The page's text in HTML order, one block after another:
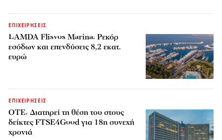
ΕΠΙΧΕΙΡΗΣΕΙΣ
LAMDA Flisvos Marina: Ρεκόρ
εσόδων και επενδύσεις 8,2 εκατ.
ευρώ
ΕΠΙΧΕΙΡΗΣΕΙΣ
ΟΤΕ: Διατηρεί τη θέση του στους
δείκτες FTSE4Good για 18η συνεχή
χρονιά